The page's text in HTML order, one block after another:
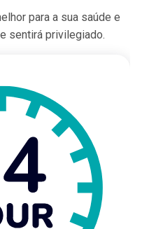
para a sua saúde e
sentirá privilegiado.